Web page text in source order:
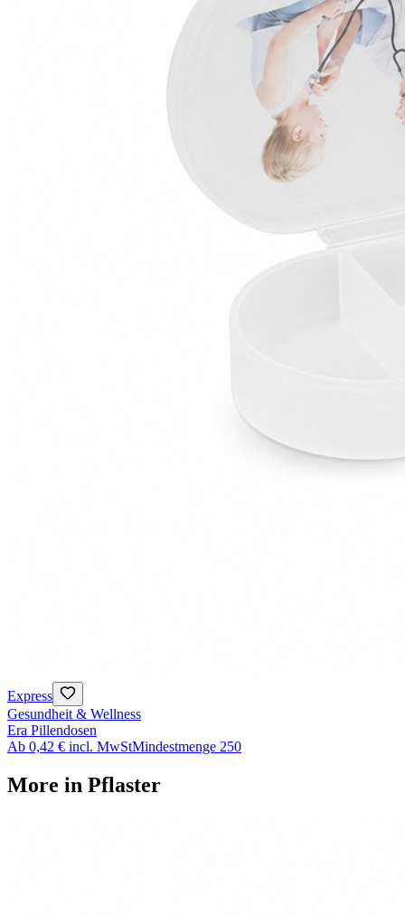
Express
Gesundheit & Wellness
Era Pillendosen
Ab 0,42 € incl. MwStMindestmenge 250
More in Pflaster